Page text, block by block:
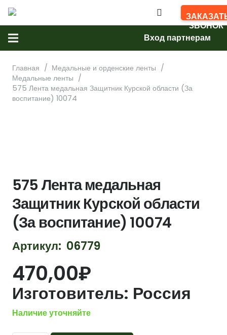
ЗВОНОК
Вход партнерам
Главная / Медальные и орденские ленты /
Медальные ленты /
575 Лента медальная Защитник Курской области (За
воспитание) 10074
575 Лента медальная
Защитник Курской области
(За воспитание) 10074
Артикул: 06779
470,00₽
Изготовитель: Россия
Наличие уточняйте